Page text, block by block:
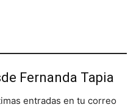
Fernanda Tapia
entradas en tu correo